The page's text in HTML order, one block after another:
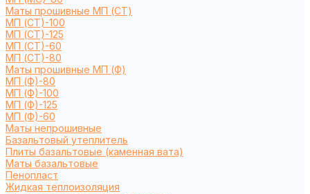
Маты прошивные МП (СТ)
МП (СТ)-100
МП (СТ)-125
МП (СТ)-60
МП (СТ)-80
Маты прошивные МП (Ф)
МП (Ф)-80
МП (Ф)-100
МП (Ф)-125
МП (Ф)-60
Маты непрошивные
Базальтовый утеплитель
Плиты базальтовые (каменная вата)
Маты базальтовые
Пенопласт
Жидкая теплоизоляция